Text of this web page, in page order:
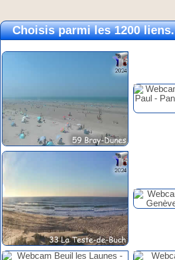
Choisis parmi les 1200 liens.